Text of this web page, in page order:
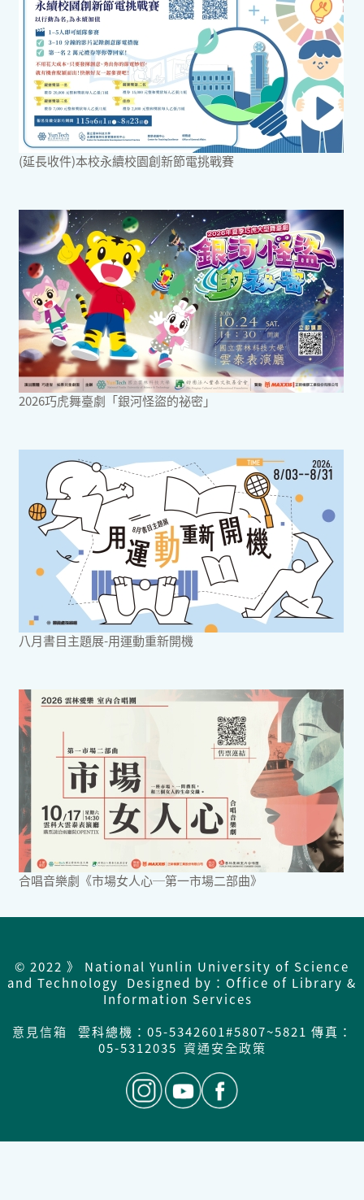
(延長收件)本校永續校園創新節電挑戰賽
2026巧虎舞臺劇「銀河怪盜的祕密」
八月書目主題展-用運動重新開機
合唱音樂劇《市場女人心─第一市場二部曲》
© 2022 》 National Yunlin University of Science
and Technology Designed by：Office of Library &
Information Services
意見信箱
雲科總機：05-5342601#5807~5821 傳真：
05-5312035 資通安全政策